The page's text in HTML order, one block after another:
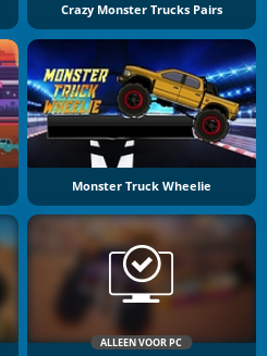
Crazy Monster Trucks Pairs
Monster Truck Wheelie
ALLEEN VOOR PC